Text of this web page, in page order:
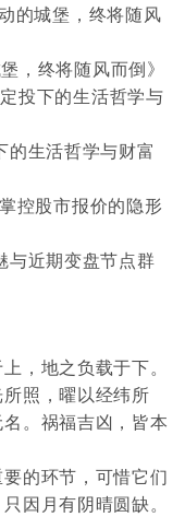
的城堡，终将随风
，终将随风而倒》
投下的生活哲学与
的生活哲学与财富
控股市报价的隐形
与近期变盘节点群
，地之负载于下。
照，曜以经纬所
。祸福吉凶，皆本
的环节，可惜它们
因月有阴晴圆缺。